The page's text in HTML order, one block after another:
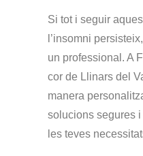
Si tot i seguir
l’insomni
un professional. A
cor de Llinars del
manera
solucions segures
les teves